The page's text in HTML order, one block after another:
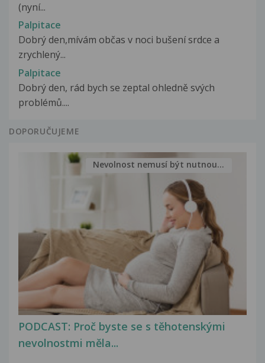
(nyní...
Palpitace
Dobrý den,mívám občas v noci bušení srdce a
zrychlený...
Palpitace
Dobrý den, rád bych se zeptal ohledně svých
problémů....
DOPORUČUJEME
PODCAST: Proč byste se s těhotenskými
nevolnostmi měla...
Nevolnost nemusí být nutnou...